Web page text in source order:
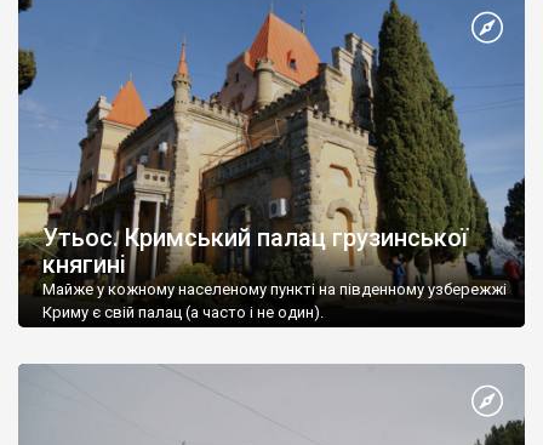
Утьос. Кримський палац грузинської
княгині
Майже у кожному населеному пункті на південному узбережжі
Криму є свій палац (а часто і не один).